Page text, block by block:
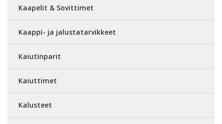
Kaapelit & Sovittimet
Kaappi- ja jalustatarvikkeet
Kaiutinparit
Kaiuttimet
Kalusteet